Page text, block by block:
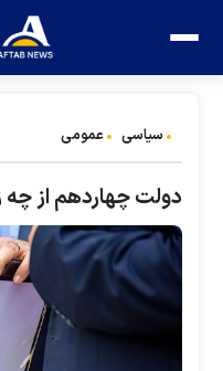
سیاسی عمومی
دولت چهاردهم از چه